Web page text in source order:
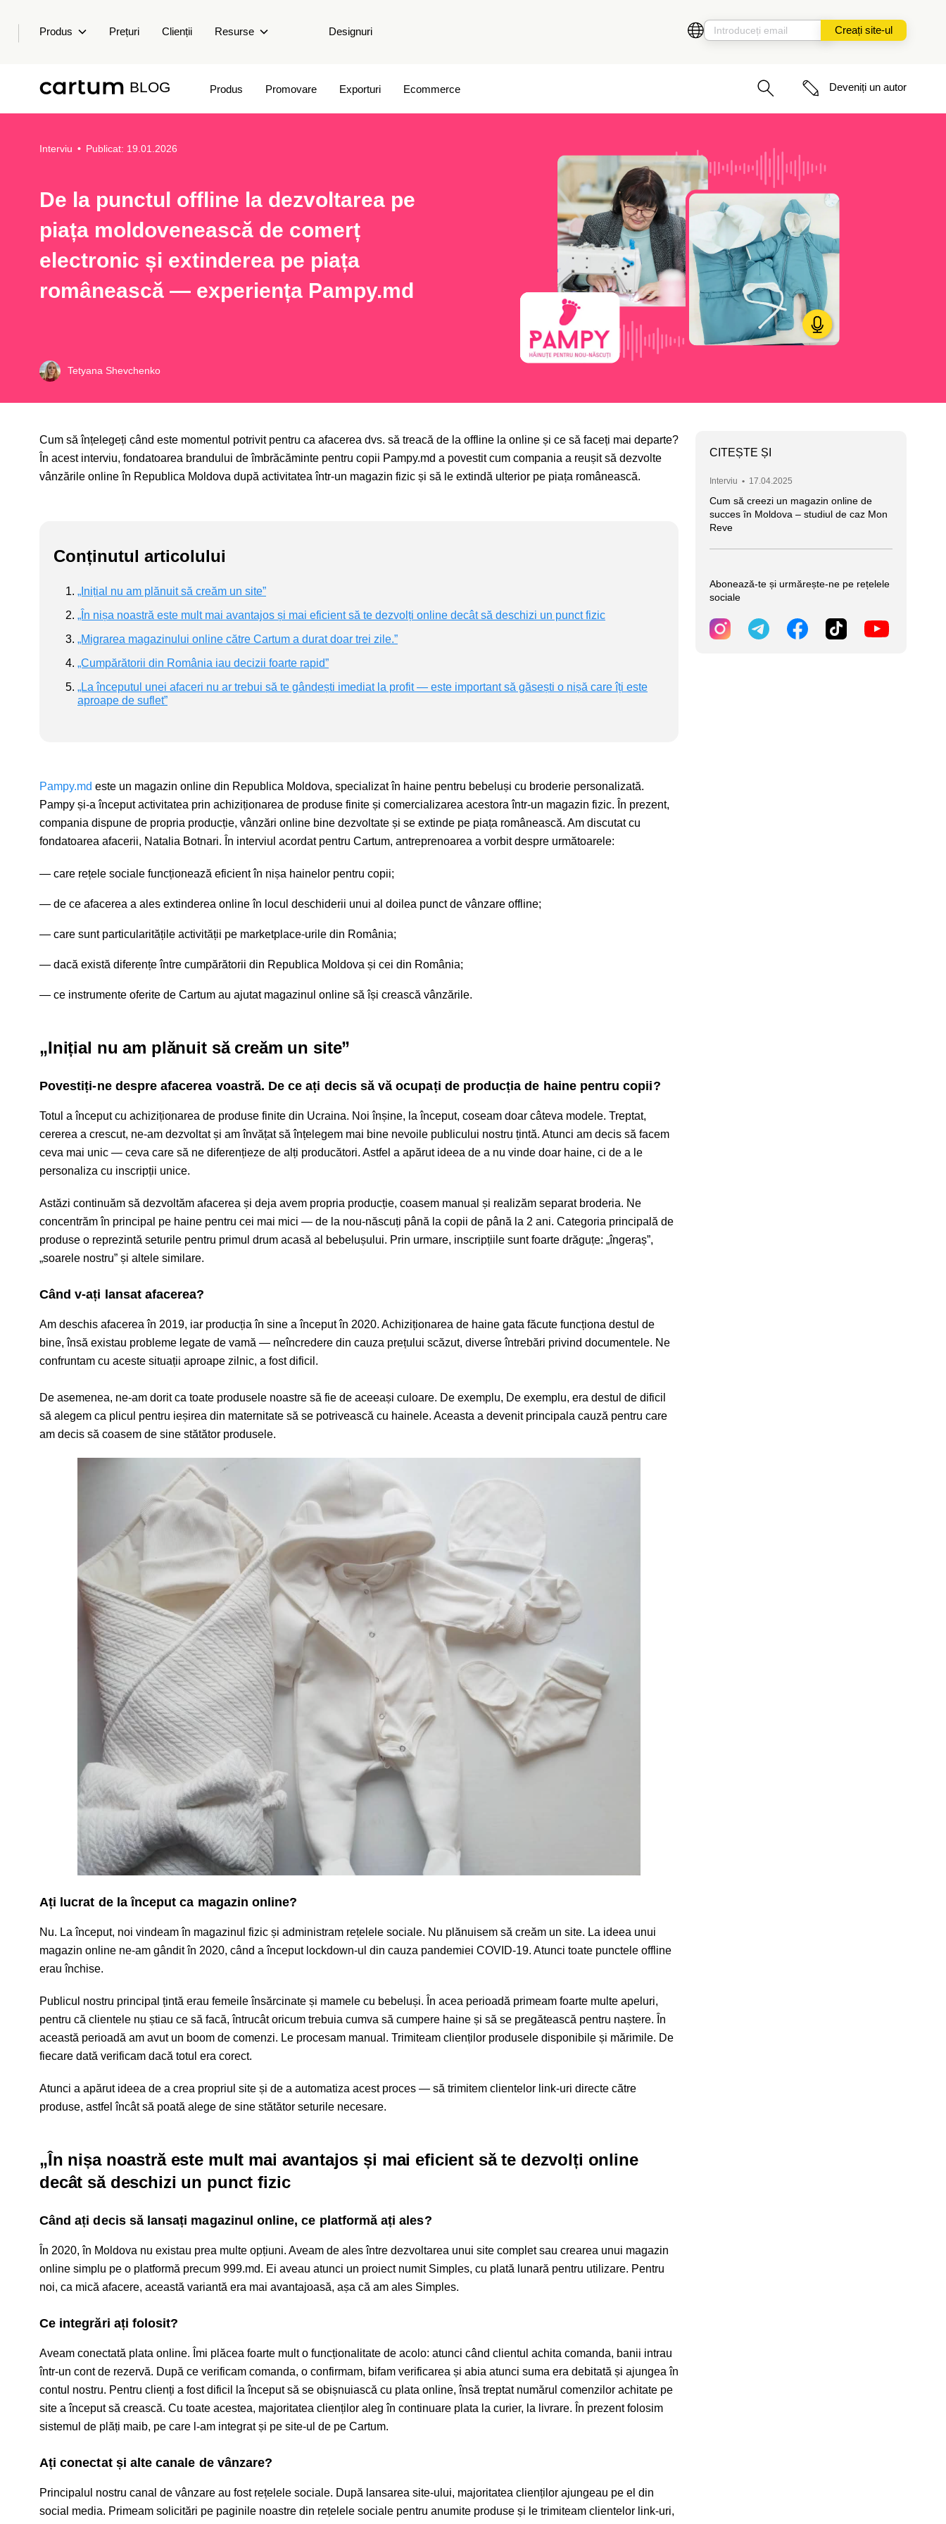
Produs Prețuri Clienții Resurse Designuri Creați site-ul
BLOG Produs Promovare Exporturi Ecommerce Deveniți un autor
Interviu • Publicat: 19.01.2026
De la punctul offline la dezvoltarea pe
piața moldovenească de comerț
electronic și extinderea pe piața
românească — experiența Pampy.md
Tetyana Shevchenko
Cum să înțelegeți când este momentul potrivit pentru ca afacerea dvs. să treacă de la offline la online și ce să faceți mai departe?
În acest interviu, fondatoarea brandului de îmbrăcăminte pentru copii Pampy.md a povestit cum compania a reușit să dezvolte
vânzările online în Republica Moldova după activitatea într-un magazin fizic și să le extindă ulterior pe piața românească.
Conținutul articolului
„Inițial nu am plănuit să creăm un site”
„În nișa noastră este mult mai avantajos și mai eficient să te dezvolți online decât să deschizi un punct fizic
„Migrarea magazinului online către Cartum a durat doar trei zile.”
„Cumpărătorii din România iau decizii foarte rapid”
„La începutul unei afaceri nu ar trebui să te gândești imediat la profit — este important să găsești o nișă care îți este
aproape de suflet”
Pampy.md este un magazin online din Republica Moldova, specializat în haine pentru bebeluși cu broderie personalizată.
Pampy și-a început activitatea prin achiziționarea de produse finite și comercializarea acestora într-un magazin fizic. În prezent,
compania dispune de propria producție, vânzări online bine dezvoltate și se extinde pe piața românească. Am discutat cu
fondatoarea afacerii, Natalia Botnari. În interviul acordat pentru Cartum, antreprenoarea a vorbit despre următoarele:
care rețele sociale funcționează eficient în nișa hainelor pentru copii;
de ce afacerea a ales extinderea online în locul deschiderii unui al doilea punct de vânzare offline;
care sunt particularitățile activității pe marketplace-urile din România;
dacă există diferențe între cumpărătorii din Republica Moldova și cei din România;
ce instrumente oferite de Cartum au ajutat magazinul online să își crească vânzările.
„Inițial nu am plănuit să creăm un site”
Povestiți-ne despre afacerea voastră. De ce ați decis să vă ocupați de producția de haine pentru copii?
Totul a început cu achiziționarea de produse finite din Ucraina. Noi înșine, la început, coseam doar câteva modele. Treptat,
cererea a crescut, ne-am dezvoltat și am învățat să înțelegem mai bine nevoile publicului nostru țintă. Atunci am decis să facem
ceva mai unic — ceva care să ne diferențieze de alți producători. Astfel a apărut ideea de a nu vinde doar haine, ci de a le
personaliza cu inscripții unice.
Astăzi continuăm să dezvoltăm afacerea și deja avem propria producție, coasem manual și realizăm separat broderia. Ne
concentrăm în principal pe haine pentru cei mai mici — de la nou-născuți până la copii de până la 2 ani. Categoria principală de
produse o reprezintă seturile pentru primul drum acasă al bebelușului. Prin urmare, inscripțiile sunt foarte drăguțe: „îngeraș”,
„soarele nostru” și altele similare.
Când v-ați lansat afacerea?
Am deschis afacerea în 2019, iar producția în sine a început în 2020. Achiziționarea de haine gata făcute funcționa destul de
bine, însă existau probleme legate de vamă — neîncredere din cauza prețului scăzut, diverse întrebări privind documentele. Ne
confruntam cu aceste situații aproape zilnic, a fost dificil.
De asemenea, ne-am dorit ca toate produsele noastre să fie de aceeași culoare. De exemplu, De exemplu, era destul de dificil
să alegem ca plicul pentru ieșirea din maternitate să se potrivească cu hainele. Aceasta a devenit principala cauză pentru care
am decis să coasem de sine stătător produsele.
Ați lucrat de la început ca magazin online?
Nu. La început, noi vindeam în magazinul fizic și administram rețelele sociale. Nu plănuisem să creăm un site. La ideea unui
magazin online ne-am gândit în 2020, când a început lockdown-ul din cauza pandemiei COVID-19. Atunci toate punctele offline
erau închise.
Publicul nostru principal țintă erau femeile însărcinate și mamele cu bebeluși. În acea perioadă primeam foarte multe apeluri,
pentru că clientele nu știau ce să facă, întrucât oricum trebuia cumva să cumpere haine și să se pregătească pentru naștere. În
această perioadă am avut un boom de comenzi. Le procesam manual. Trimiteam clienților produsele disponibile și mărimile. De
fiecare dată verificam dacă totul era corect.
Atunci a apărut ideea de a crea propriul site și de a automatiza acest proces — să trimitem clientelor link-uri directe către
produse, astfel încât să poată alege de sine stătător seturile necesare.
„În nișa noastră este mult mai avantajos și mai eficient să te dezvolți online
decât să deschizi un punct fizic
Când ați decis să lansați magazinul online, ce platformă ați ales?
În 2020, în Moldova nu existau prea multe opțiuni. Aveam de ales între dezvoltarea unui site complet sau crearea unui magazin
online simplu pe o platformă precum 999.md. Ei aveau atunci un proiect numit Simples, cu plată lunară pentru utilizare. Pentru
noi, ca mică afacere, această variantă era mai avantajoasă, așa că am ales Simples.
Ce integrări ați folosit?
Aveam conectată plata online. Îmi plăcea foarte mult o funcționalitate de acolo: atunci când clientul achita comanda, banii intrau
într-un cont de rezervă. După ce verificam comanda, o confirmam, bifam verificarea și abia atunci suma era debitată și ajungea în
contul nostru. Pentru clienți a fost dificil la început să se obișnuiască cu plata online, însă treptat numărul comenzilor achitate pe
site a început să crească. Cu toate acestea, majoritatea clienților aleg în continuare plata la curier, la livrare. În prezent folosim
sistemul de plăți maib, pe care l-am integrat și pe site-ul de pe Cartum.
Ați conectat și alte canale de vânzare?
Principalul nostru canal de vânzare au fost rețelele sociale. După lansarea site-ului, majoritatea clienților ajungeau pe el din
social media. Primeam solicitări pe paginile noastre din rețelele sociale pentru anumite produse și le trimiteam clientelor link-uri,
CITEȘTE ȘI
Interviu • 17.04.2025
Cum să creezi un magazin online de
succes în Moldova – studiul de caz Mon
Reve
Abonează-te și urmărește-ne pe rețelele
sociale